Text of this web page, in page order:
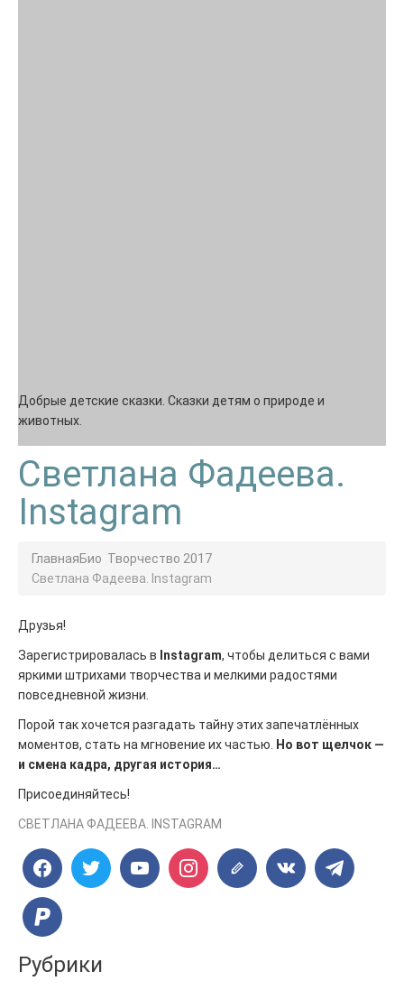
Добрые детские сказки. Сказки детям о природе и
животных.
Светлана Фадеева.
Instagram
ГлавнаяБио Творчество 2017
Светлана Фадеева. Instagram
Друзья!
Зарегистрировалась в Instagram, чтобы делиться с вами
яркими штрихами творчества и мелкими радостями
повседневной жизни.
Порой так хочется разгадать тайну этих запечатлённых
моментов, стать на мгновение их частью.
Но вот щелчок —
и смена кадра, другая история…
Присоединяйтесь!
СВЕТЛАНА ФАДЕЕВА. INSTAGRAM
Рубрики